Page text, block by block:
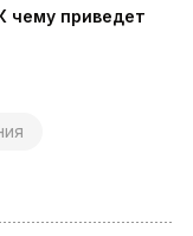
чему приведет